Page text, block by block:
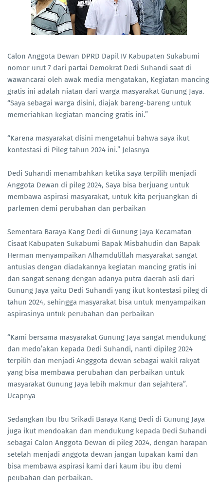
Calon Anggota Dewan DPRD Dapil IV Kabupaten Sukabumi
nomor urut 7 dari partai Demokrat Dedi Suhandi saat di
wawancarai oleh awak media mengatakan, Kegiatan mancing
gratis ini adalah niatan dari warga masyarakat Gunung Jaya.
“Saya sebagai warga disini, diajak bareng-bareng untuk
memeriahkan kegiatan mancing gratis ini.”
“Karena masyarakat disini mengetahui bahwa saya ikut
kontestasi di Pileg tahun 2024 ini.” Jelasnya
Dedi Suhandi menambahkan ketika saya terpilih menjadi
Anggota Dewan di pileg 2024, Saya bisa berjuang untuk
membawa aspirasi masyarakat, untuk kita perjuangkan di
parlemen demi perubahan dan perbaikan
Sementara Baraya Kang Dedi di Gunung Jaya Kecamatan
Cisaat Kabupaten Sukabumi Bapak Misbahudin dan Bapak
Herman menyampaikan Alhamdulillah masyarakat sangat
antusias dengan diadakannya kegiatan mancing gratis ini
dan sangat senang dengan adanya putra daerah asli dari
Gunung Jaya yaitu Dedi Suhandi yang ikut kontestasi pileg di
tahun 2024, sehingga masyarakat bisa untuk menyampaikan
aspirasinya untuk perubahan dan perbaikan
“Kami bersama masyarakat Gunung Jaya sangat mendukung
dan medo’akan kepada Dedi Suhandi, nanti dipileg 2024
terpilih dan menjadi Angggota dewan sebagai wakil rakyat
yang bisa membawa perubahan dan perbaikan untuk
masyarakat Gunung Jaya lebih makmur dan sejahtera”.
Ucapnya
Sedangkan Ibu Ibu Srikadi Baraya Kang Dedi di Gunung Jaya
juga ikut mendoakan dan mendukung kepada Dedi Suhandi
sebagai Calon Anggota Dewan di pileg 2024, dengan harapan
setelah menjadi anggota dewan jangan lupakan kami dan
bisa membawa aspirasi kami dari kaum ibu ibu demi
peubahan dan perbaikan.